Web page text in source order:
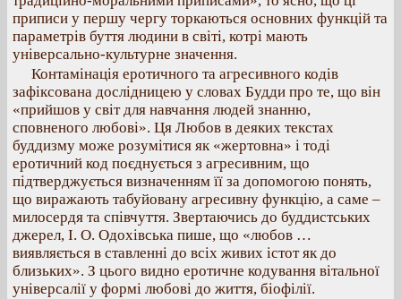
приписи у першу чергу торкаються основних функцій та
параметрів буття людини в світі, котрі мають
універсально-культурне значення.
Контамінація еротичного та агресивного кодів
зафіксована дослідницею у словах Будди про те, що він
«прийшов у світ для навчання людей знанню,
сповненого любові». Ця Любов в деяких текстах
буддизму може розумітися як «жертовна» і тоді
еротичний код поєднується з агресивним, що
підтверджується визначенням її за допомогою понять,
що виражають табуйовану агресивну функцію, а саме –
милосердя та співчуття. Звертаючись до буддистських
джерел, І. О. Одохівська пише, що «любов …
виявляється в ставленні до всіх живих істот як до
близьких». З цього видно еротичне кодування вітальної
універсалії у формі любові до життя, біофілії.